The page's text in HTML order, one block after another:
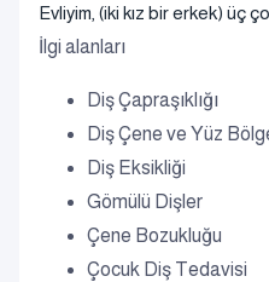
Evliyim, (iki kız bir erkek) üç
İlgi alanları
Diş Çapraşıklığı
Diş Çene ve Yüz
Diş Eksikliği
Gömülü Dişler
Çene Bozukluğu
Çocuk Diş Tedavisi